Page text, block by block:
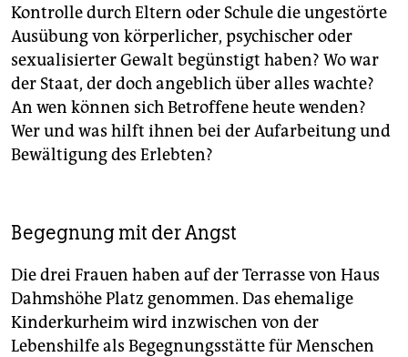
Kontrolle durch Eltern oder Schule die ungestörte
Ausübung von körperlicher, psychischer oder
sexualisierter Gewalt begünstigt haben? Wo war
der Staat, der doch angeblich über alles wachte?
An wen können sich Betroffene heute wenden?
Wer und was hilft ihnen bei der Aufarbeitung und
Bewältigung des Erlebten?
Begegnung mit der Angst
Die drei Frauen haben auf der Terrasse von Haus
Dahmshöhe Platz genommen. Das ehemalige
Kinderkurheim wird inzwischen von der
Lebenshilfe als Begegnungsstätte für Menschen